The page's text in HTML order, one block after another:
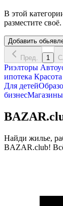
В этой
разместите своё.
Добавить
Пред. 1
Риэлторы
ипотека
Для детей
бизнесМагазины
Найди жилье,
BAZAR.club!